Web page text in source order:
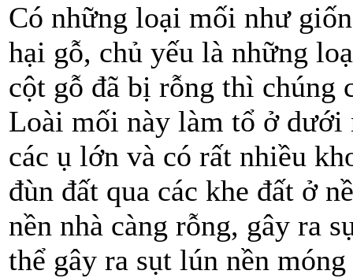
Có những loại mối như
hại gỗ, chủ yếu là những
cột gỗ đã bị rỗng thì chúng
Loài mối này làm tổ ở dưới
các ụ lớn và có rất nhiều
đùn đất qua các khe đất ở
nền nhà càng rỗng, gây ra
thể gây ra sụt lún nền